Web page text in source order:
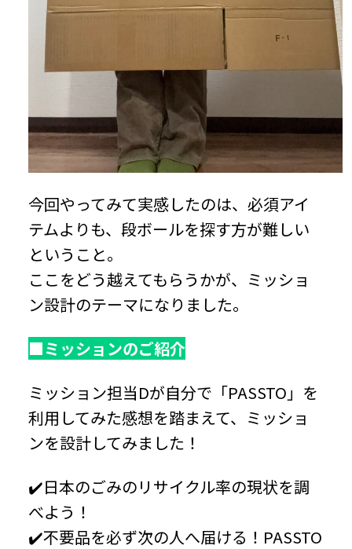
今回やってみて実感したのは、必須アイ
テムよりも、段ボールを探す方が難しい
ということ。
ここをどう越えてもらうかが、ミッショ
ン設計のテーマになりました。
■ミッションのご紹介
ミッション担当Dが自分で「PASSTO」を
利用してみた感想を踏まえて、ミッショ
ンを設計してみました！
✔️日本のごみのリサイクル率の現状を調
べよう！
✔️不要品を必ず次の人へ届ける！PASSTO